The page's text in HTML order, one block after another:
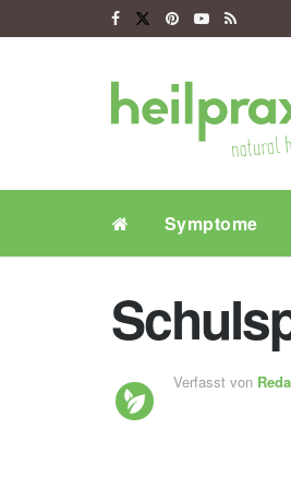
Symptome
Verfasst von